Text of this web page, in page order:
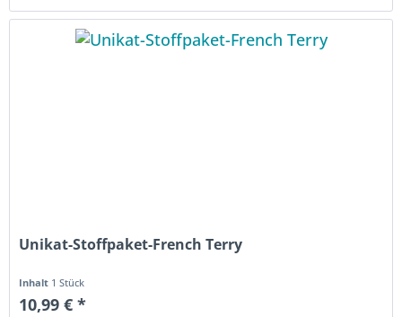
Unikat-Stoffpaket-French Terry
Inhalt 1 Stück
10,99 € *